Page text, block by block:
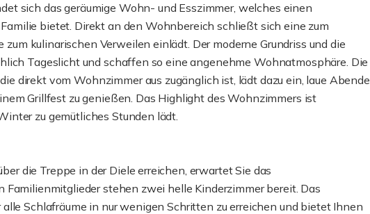
sich das geräumige Wohn- und Esszimmer, welches einen
bietet. Direkt an den Wohnbereich schließt sich eine zum
kulinarischen Verweilen einlädt. Der moderne Grundriss und die
Tageslicht und schaffen so eine angenehme Wohnatmosphäre. Die
direkt vom Wohnzimmer aus zugänglich ist, lädt dazu ein, laue Abende
Grillfest zu genießen. Das Highlight des Wohnzimmers ist
zu gemütliches Stunden lädt.
die Treppe in der Diele erreichen, erwartet Sie das
Familienmitglieder stehen zwei helle Kinderzimmer bereit. Das
Schlafräume in nur wenigen Schritten zu erreichen und bietet Ihnen